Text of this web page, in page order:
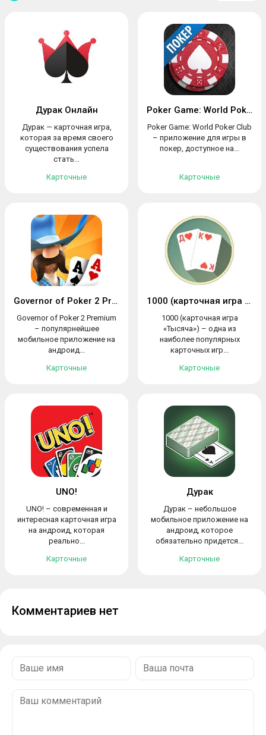
Дурак Онлайн
Дурак — карточная игра,
которая за время своего
существования успела
стать...
Карточные
Poker Game: World Poker Club
Poker Game: World Poker Club
– приложение для игры в
покер, доступное на...
Карточные
Governor of Poker 2 Premium
Governor of Poker 2 Premium
– популярнейшее
мобильное приложение на
андроид...
Карточные
1000 (карточная игра «Тысяча»)
1000 (карточная игра
«Тысяча») – одна из
наиболее популярных
карточных игр...
Карточные
UNO!
UNO! – современная и
интересная карточная игра
на андроид, которая
реально...
Карточные
Дурак
Дурак – небольшое
мобильное приложение на
андроид, которое
обязательно придется...
Карточные
Комментариев нет